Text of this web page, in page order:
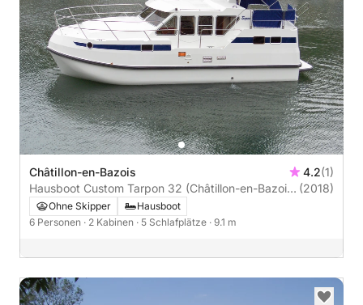
Châtillon-en-Bazois 4.2(1)
Hausboot Custom Tarpon 32 (Châtillon-en-Bazois)
40PS
(2018)
Ohne Skipper
Hausboot
6 Personen · 2 Kabinen · 5 Schlafplätze · 9.1 m